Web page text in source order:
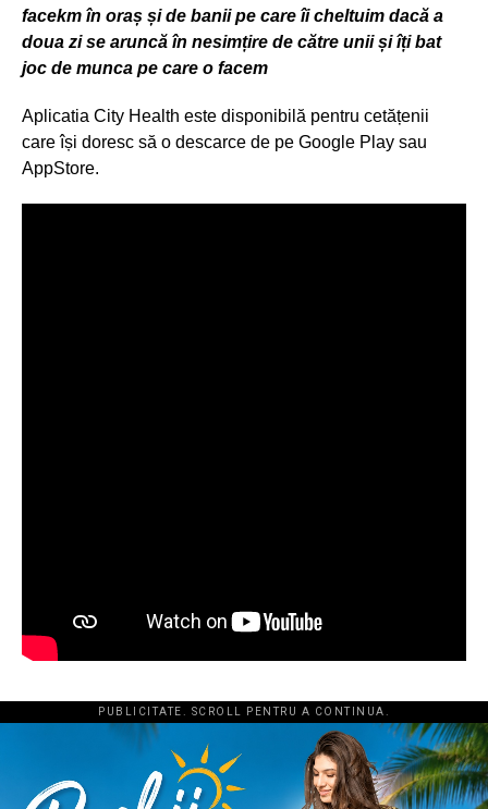
facekm în oraș și de banii pe care îi cheltuim dacă a
doua zi se aruncă în nesimțire de către unii și îți bat
joc de munca pe care o facem
Aplicatia City Health este disponibilă pentru cetățenii
care își doresc să o descarce de pe Google Play sau
AppStore.
PUBLICITATE. SCROLL PENTRU A CONTINUA.